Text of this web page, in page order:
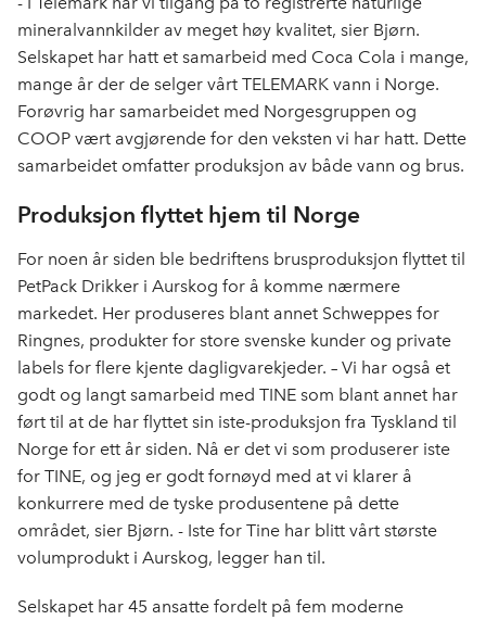
mineralvannkilder av meget høy kvalitet, sier Bjørn.
Selskapet har hatt et samarbeid med Coca Cola i mange,
mange år der de selger vårt TELEMARK vann i Norge.
Forøvrig har samarbeidet med Norgesgruppen og
COOP vært avgjørende for den veksten vi har hatt. Dette
samarbeidet omfatter produksjon av både vann og brus.
Produksjon flyttet hjem til Norge
For noen år siden ble bedriftens brusproduksjon flyttet til
PetPack Drikker i Aurskog for å komme nærmere
markedet. Her produseres blant annet Schweppes for
Ringnes, produkter for store svenske kunder og private
labels for flere kjente dagligvarekjeder. – Vi har også et
godt og langt samarbeid med TINE som blant annet har
ført til at de har flyttet sin iste-produksjon fra Tyskland til
Norge for ett år siden. Nå er det vi som produserer iste
for TINE, og jeg er godt fornøyd med at vi klarer å
konkurrere med de tyske produsentene på dette
området, sier Bjørn. - Iste for Tine har blitt vårt største
volumprodukt i Aurskog, legger han til.
Selskapet har 45 ansatte fordelt på fem moderne